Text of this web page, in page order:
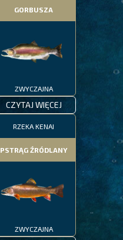
GORBUSZA
ZWYCZAJNA
CZYTAJ WIĘCEJ
RZEKA KENAI
PSTRĄG ŹRÓDLANY
ZWYCZAJNA